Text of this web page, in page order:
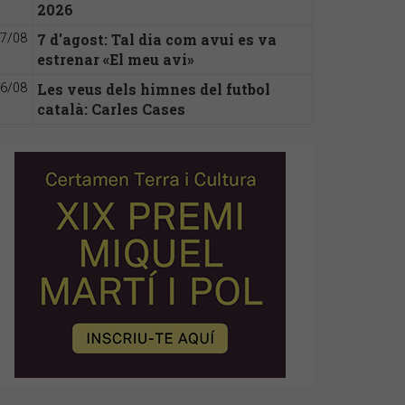
2026
08
7 d'agost: Tal dia com avui es va
estrenar «El meu avi»
08
Les veus dels himnes del futbol
català: Carles Cases